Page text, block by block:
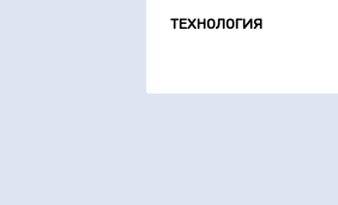
ТЕХНОЛОГИЯ